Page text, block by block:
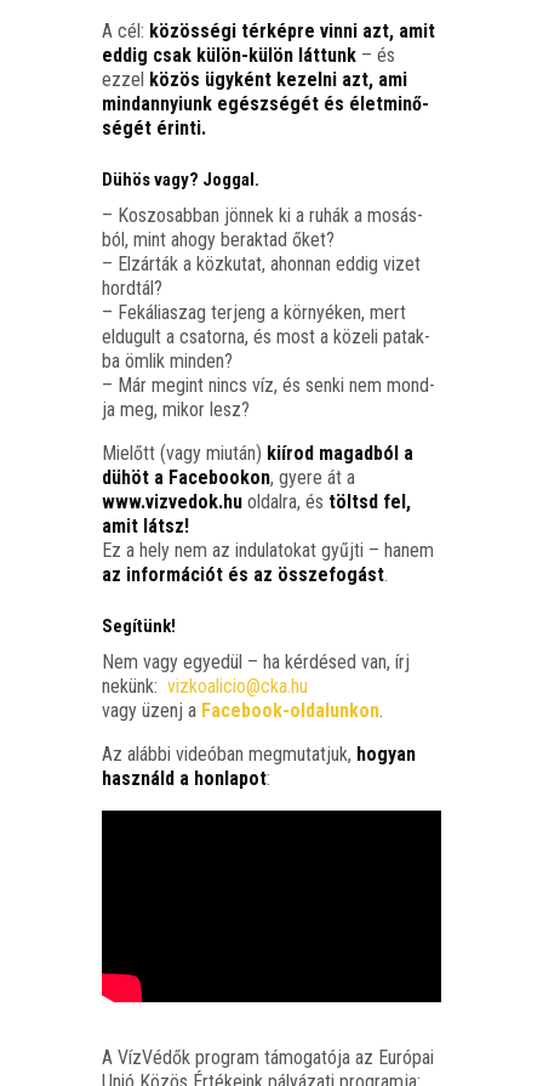
A cél: közös­sé­gi tér­kép­re vin­ni azt, amit
eddig csak külön-külön lát­tunk – és
ezzel közös ügy­ként kezel­ni azt, ami
mind­annyi­unk egész­sé­gét és élet­mi­nő­
sé­gét érinti.
Dühös vagy? Joggal.
– Koszo­sab­ban jön­nek ki a ruhák a mosás­
ból, mint ahogy berak­tad őket?
– Elzár­ták a köz­ku­tat, ahon­nan eddig vizet
hord­tál?
– Feká­lia­szag ter­jeng a kör­nyé­ken, mert
eldu­gult a csa­tor­na, és most a köze­li patak­
ba ömlik min­den?
– Már megint nincs víz, és sen­ki nem mond­
ja meg, mikor lesz?
Mielőtt (vagy miu­tán) kiírod magad­ból a
dühöt a Face­boo­kon, gye­re át a
www.vizvedok.hu oldal­ra, és töltsd fel,
amit látsz!
Ez a hely nem az indu­la­to­kat gyűj­ti – hanem
az infor­má­ci­ót és az össze­fo­gást
Segítünk!
Nem vagy egye­dül – ha kér­dé­sed van, írj
nekünk: vizkoalicio@cka.hu
vagy üzenj a Face­book-olda­lun­kon
Az aláb­bi vide­ó­ban meg­mu­tat­juk, hogyan
hasz­náld a hon­la­pot:
A Víz­Vé­dők prog­ram támo­ga­tó­ja az Euró­pai